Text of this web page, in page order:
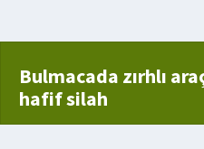
Bulmacada zırhlı
hafif silah